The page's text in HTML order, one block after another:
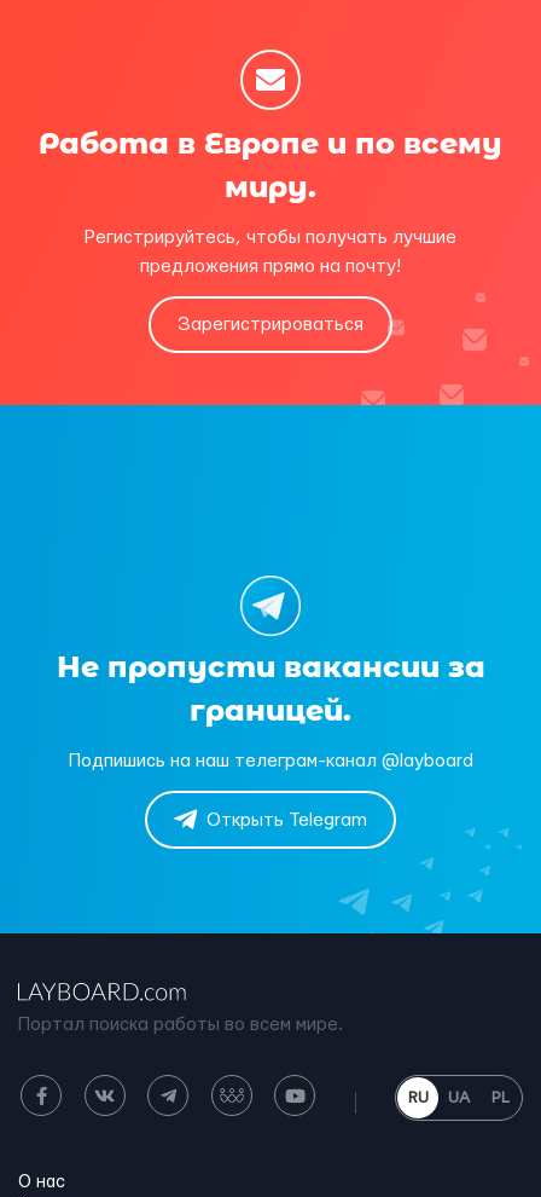
Работа в Европе и по всему
миру.
Регистрируйтесь, чтобы получать лучшие
предложения прямо на почту!
Зарегистрироваться
Не пропусти вакансии за
границей.
Подпишись на наш телеграм-канал @layboard
Открыть Telegram
Портал поиска работы во всем мире.
RU UA PL
О нас